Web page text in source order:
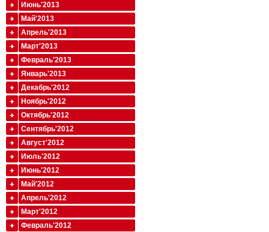
Июнь'2013
Май'2013
Апрель'2013
Март'2013
Февраль'2013
Январь'2013
Декабрь'2012
Ноябрь'2012
Октябрь'2012
Сентябрь'2012
Август'2012
Июль'2012
Июнь'2012
Май'2012
Апрель'2012
Март'2012
Февраль'2012